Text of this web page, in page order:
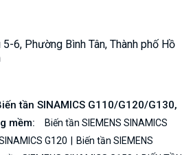
6, Phường Bình Tân, Thành phố Hồ
tần SINAMICS G110/G120/G130,
mềm:
Biến tần SIEMENS SINAMICS
G120
Biến tần SIEMENS